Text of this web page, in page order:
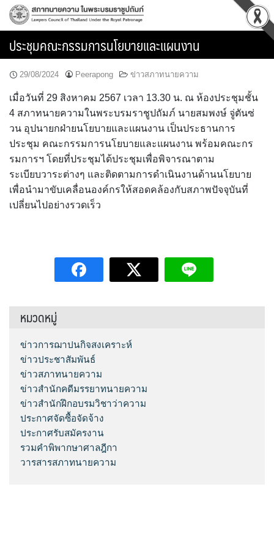
Skip
ประชุมคณะกรรมการนโยบายและแผนงาน
29/08/2024 Peerapong ข่าวสภาทนายความ
เมื่อวันที่ 29 สิงหาคม 2567 เวลา 13.30 น. ณ ห้องประชุมชั้น
4 สภาทนายความในพระบรมราชูปถัมภ์ นายสมพงษ์ จู่ตันซ่
วน อุปนายกฝ่ายนโยบายและแผนงาน เป็นประธานการ
ประชุม คณะกรรมการนโยบายและแผนงาน พร้อมคณะกร
รมการฯ โดยที่ประชุมได้ประชุมเพื่อพิจารณาตาม
ระเบียบวาระต่างๆ และติดตามการดำเนินงานด้านนโยบาย
เพื่อนำมาขับเคลื่อนองค์กรให้สอดคล้องกับสภาพปัจจุบันที่
เปลี่ยนไปอย่างรวดเร็ว
หมวดหมู่
ข่าวการฌาปนกิจสงเคราะห์
ข่าวประชาสัมพันธ์
ข่าวสภาทนายความ
ข่าวสำนักคดีมรรยาทนายความ
ข่าวสำนักฝึกอบรมวิชาว่าความ
ประกาศจัดซื้อจัดจ้าง
ประกาศรับสมัครงาน
รวมคำพิพากษาศาลฎีกา
วารสารสภาทนายความ